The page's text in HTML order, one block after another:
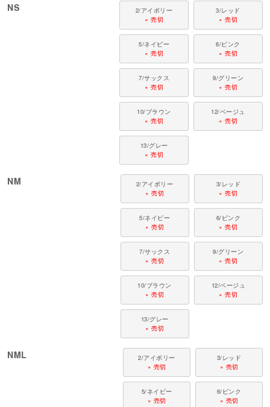
NS
2/アイボリー
× 売切
3/レッド
× 売切
5/ネイビー
× 売切
6/ピンク
× 売切
7/サックス
× 売切
9/グリーン
× 売切
10/ブラウン
× 売切
12/ベージュ
× 売切
13/グレー
× 売切
NM
2/アイボリー
× 売切
3/レッド
× 売切
5/ネイビー
× 売切
6/ピンク
× 売切
7/サックス
× 売切
9/グリーン
× 売切
10/ブラウン
× 売切
12/ベージュ
× 売切
13/グレー
× 売切
NML
2/アイボリー
× 売切
3/レッド
× 売切
5/ネイビー
× 売切
6/ピンク
× 売切